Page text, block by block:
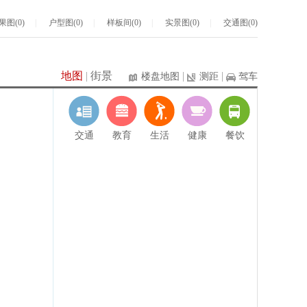
图(0) 户型图(0) 样板间(0) 实景图(0) 交通图(0)
地图 | 街景 楼盘地图 | 测距 | 驾车
交通 教育 生活 健康 餐饮